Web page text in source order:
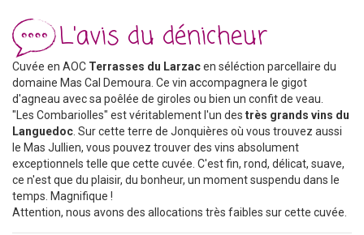
L'avis du dénicheur
Cuvée en AOC Terrasses du Larzacen séléction parcellaire du
domaine Mas Cal Demoura. Ce vin accompagnera le gigot
d'agneau avec sa poêlée de giroles ou bien un confit de veau.
"Les Combariolles" est véritablement l'un des très grands vins du
Languedoc . Sur cette terre de Jonquières où vous trouvez aussi
le Mas Jullien, vous pouvez trouver des vins absolument
exceptionnels telle que cette cuvée. C'est fin, rond, délicat, suave,
ce n'est que du plaisir, du bonheur, un moment suspendu dans le
temps. Magnifique !
Attention, nous avons des allocations très faibles sur cette cuvée.